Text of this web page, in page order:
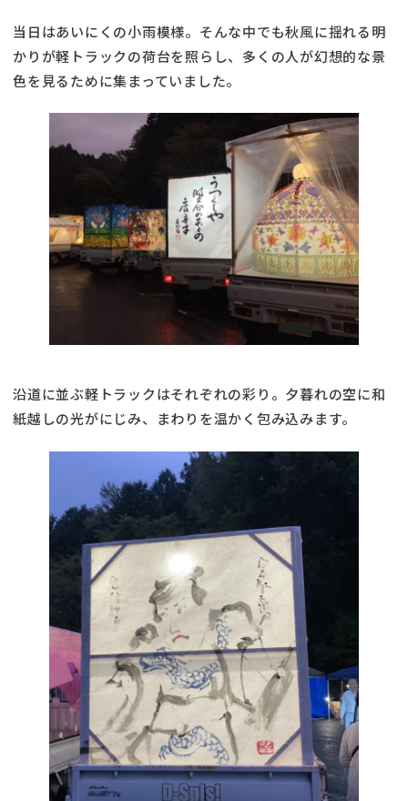
当日はあいにくの小雨模様。そんな中でも秋風に揺れる明
かりが軽トラックの荷台を照らし、多くの人が幻想的な景
色を見るために集まっていました。
沿道に並ぶ軽トラックはそれぞれの彩り。夕暮れの空に和
紙越しの光がにじみ、まわりを温かく包み込みます。